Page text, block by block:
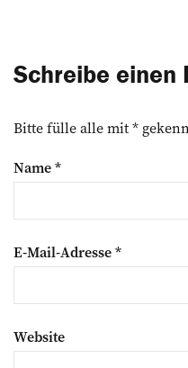
Schreibe einen
Bitte fülle alle mit *
Name*
E-Mail-Adresse*
Website